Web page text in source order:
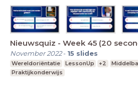
Nieuwsquiz - Week 45 (20
November 2022- 15 slides
Wereldoriëntatie LessonUp +2
Praktijkonderwijs